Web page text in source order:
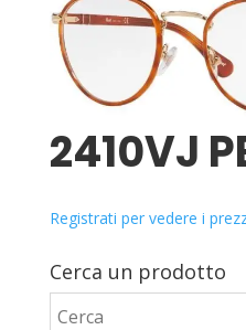
2410VJ
Registrati per vedere i
Cerca un prodotto